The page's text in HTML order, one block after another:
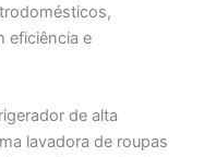
eficiência e
de alta
lavadora de roupas